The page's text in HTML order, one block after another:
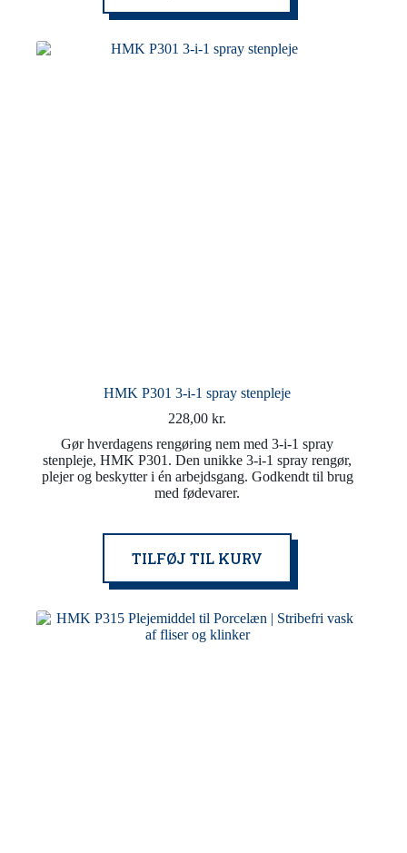
HMK P301 3-i-1 spray stenpleje
228,00kr.
Gør hverdagens rengøring nem med 3-i-1 spray
stenpleje, HMK P301. Den unikke 3-i-1 spray rengør,
plejer og beskytter i én arbejdsgang. Godkendt til brug
med fødevarer.
TILFØJ TIL KURV